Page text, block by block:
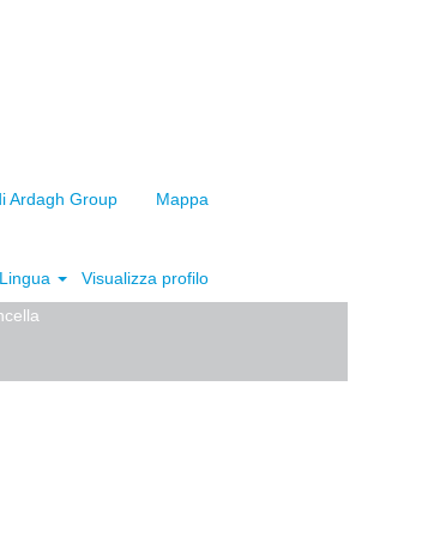
Ardagh Group Mappa
Lingua Visualizza profilo